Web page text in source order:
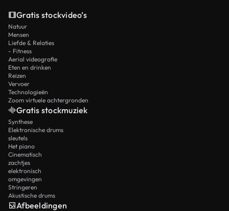
Gratis stockvideo’s
Natuur
Mensen
Liefde & Relaties
- Fitness
Aerial videografie
Eten en drinken
Reizen
Vervoer
Technologieën
Zoom virtuele achtergronden
Gratis stockmuziek
Synthese
Elektronische drums
sleutels
Het piano
Cinematisch
zachtjes
elektronisch
omgevingen
Stringeren
Akustische drums
Afbeeldingen